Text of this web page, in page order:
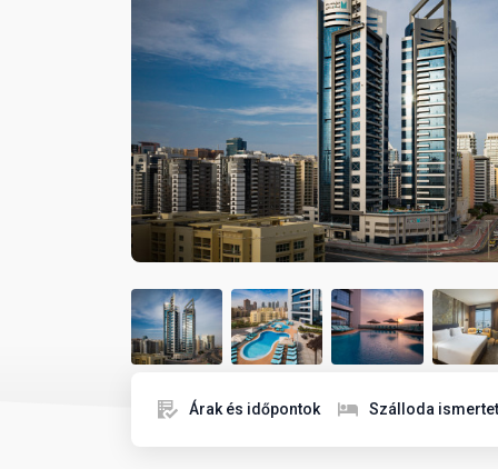
Árak és időpontok Szálloda